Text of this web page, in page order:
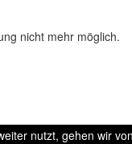
nicht mehr möglich.
nutzt, gehen wir